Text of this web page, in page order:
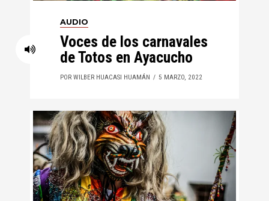
AUDIO
Voces de los carnavales
de Totos en Ayacucho
POR WILBER HUACASI HUAMÁN 5 MARZO, 2022